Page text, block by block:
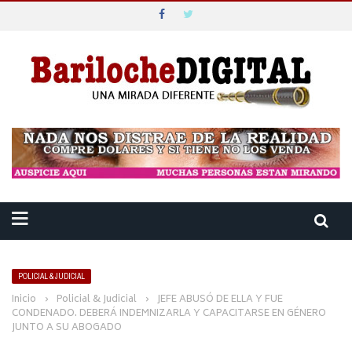
POLICIAL & JUDICIAL
Inicio › Policial & Judicial › JEFE ABUSÓ DE ELLA Y FUE
CONDENADO. DEBERÁ INDEMNIZARLA Y CAPACITARSE EN GÉNERO
JUNTO A SU ABOGADO